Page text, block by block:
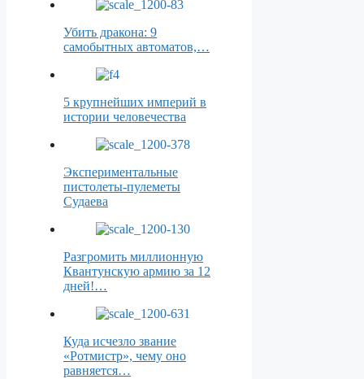
Убить дракона: 9
самобытных автоматов,…
5 крупнейших империй в
истории человечества
Экспериментальные
пистолеты-пулеметы
Судаева
Разгромить миллионную
Квантунскую армию за 12
дней!…
Куда исчезло звание
«Ротмистр», чему оно
равняется…